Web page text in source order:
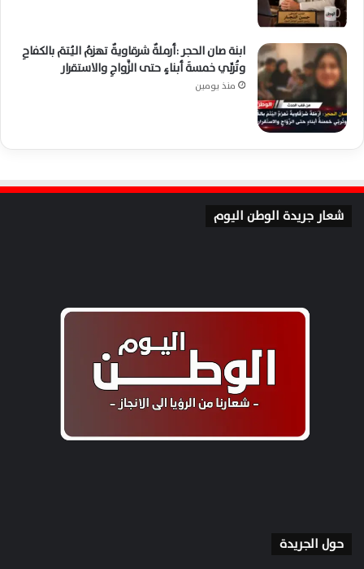
ابنة صان الحجر :أرملةٌ شرقاويةٌ تهزمُ اليُتمَ بالكفاحِ
وتُربِّي خمسةَ أبناءٍ حتى الزَّواجِ والاستقرار
منذ يومين
شعار جريدة الوطن اليوم
حول الجريدة